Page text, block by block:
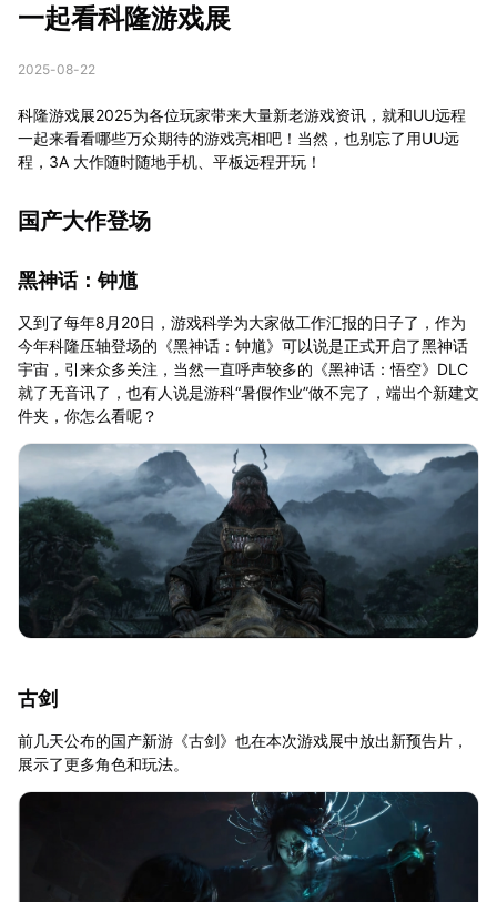
一起看科隆游戏展
2025-08-22
科隆游戏展2025为各位玩家带来大量新老游戏资讯，就和UU远程
一起来看看哪些万众期待的游戏亮相吧！当然，也别忘了用UU远
程，3A 大作随时随地手机、平板远程开玩！
国产大作登场
黑神话：钟馗
又到了每年8月20日，游戏科学为大家做工作汇报的日子了，作为
今年科隆压轴登场的《黑神话：钟馗》可以说是正式开启了黑神话
宇宙，引来众多关注，当然一直呼声较多的《黑神话：悟空》DLC
就了无音讯了，也有人说是游科“暑假作业”做不完了，端出个新建文
件夹，你怎么看呢？
古剑
前几天公布的国产新游《古剑》也在本次游戏展中放出新预告片，
展示了更多角色和玩法。